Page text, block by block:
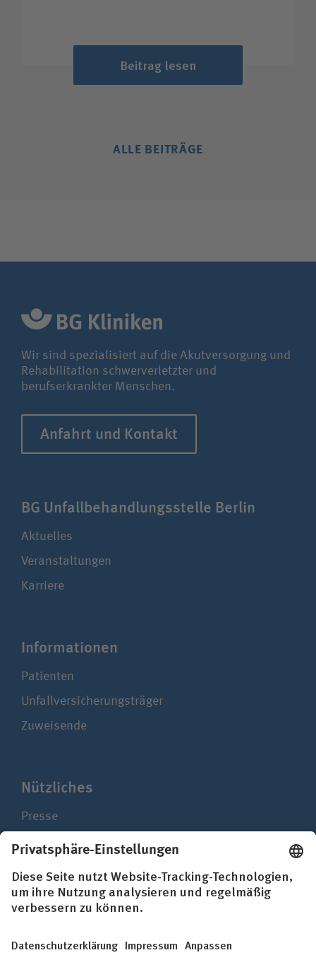
Beitrag lesen
ALLE BEITRÄGE
Wir sind spezialisiert auf die Akutversorgung und
Rehabilitation schwerverletzter und
berufserkrankter Menschen.
Anfahrt und Kontakt
BG Unfall­be­hand­lungs­stelle Berlin
Aktuelles
Veranstaltungen
Karriere
Infor­ma­ti­onen
Patienten
Unfallversicherungsträger
Zuweisende
Nützliches
Presse
Newsletter